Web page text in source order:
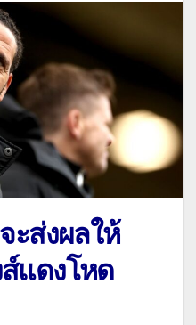
ะส่งผลให้
แดงโหด